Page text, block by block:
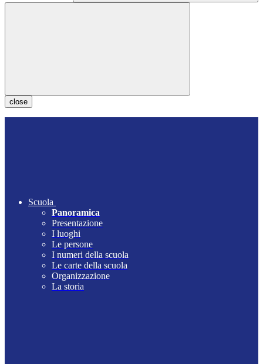
close
Scuola
Panoramica
Presentazione
I luoghi
Le persone
I numeri della scuola
Le carte della scuola
Organizzazione
La storia